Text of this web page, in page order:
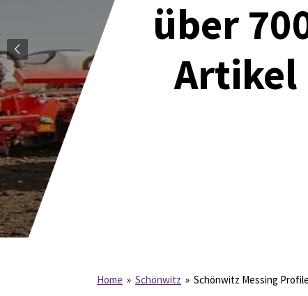
über
Artikel
Home » Schönwitz » Schönwitz Messing